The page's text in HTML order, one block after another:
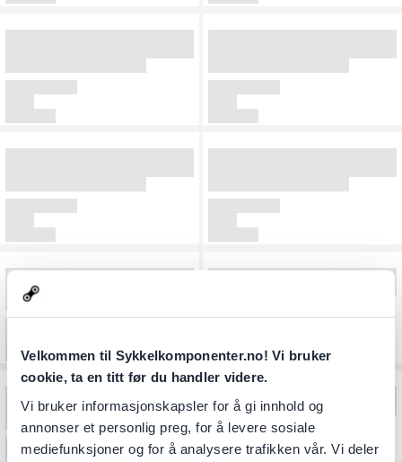
Velkommen til Sykkelkomponenter.no! Vi bruker
cookie, ta en titt før du handler videre.
Vi bruker informasjonskapsler for å gi innhold og
annonser et personlig preg, for å levere sosiale
mediefunksjoner og for å analysere trafikken vår. Vi deler